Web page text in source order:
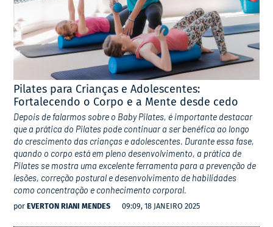
Pilates para Crianças e Adolescentes:
Fortalecendo o Corpo e a Mente desde cedo
Depois de falarmos sobre o Baby Pilates, é importante destacar
que a prática do Pilates pode continuar a ser benéfica ao longo
do crescimento das crianças e adolescentes. Durante essa fase,
quando o corpo está em pleno desenvolvimento, a prática de
Pilates se mostra uma excelente ferramenta para a prevenção de
lesões, correção postural e desenvolvimento de habilidades
como concentração e conhecimento corporal.
por EVERTON RIANI MENDES 09:09, 18 JANEIRO 2025